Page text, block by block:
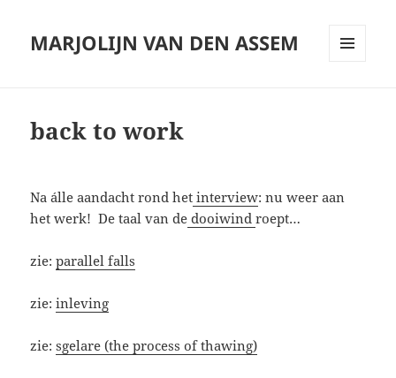
MARJOLIJN VAN DEN ASSEM
back to work
Na álle aandacht rond het interview: nu weer aan
het werk! De taal van de dooiwindroept…
zie:parallel falls
zie:inleving
zie:sgelare (the process of thawing)